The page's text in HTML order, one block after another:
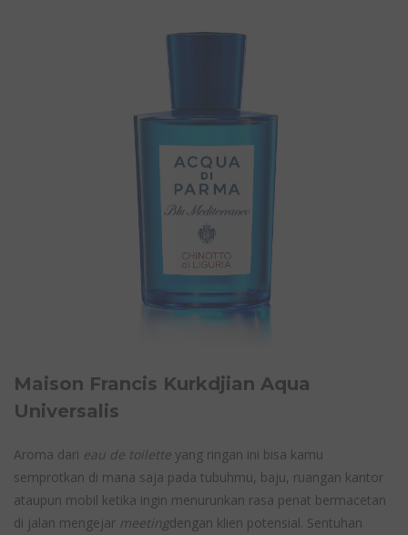
Maison Francis Kurkdjian Aqua
Universalis
Aroma dari eau de toilette yang ringan ini bisa kamu
semprotkan di mana saja pada tubuhmu, baju, ruangan kantor
ataupun mobil ketika ingin menurunkan rasa penat bermacetan
di jalan mengejar meetingdengan klien potensial. Sentuhan